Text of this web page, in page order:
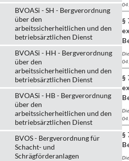
BVOASi - SH - Bergverordnung
über den
arbeitssicherheitlichen und den
betriebsärztlichen Dienst
BVOASi - HH - Bergverordnung
über den
arbeitssicherheitlichen und den
betriebsärztlichen Dienst
BVOASi - HB - Bergverordnung
über den
arbeitssicherheitlichen und den
betriebsärztlichen Dienst
BVOS - Bergverordnung für
Schacht- und
Schrägförderanlagen
§
§
§